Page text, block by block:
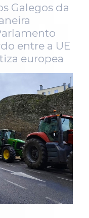
Galegos da
entre a UE
europea